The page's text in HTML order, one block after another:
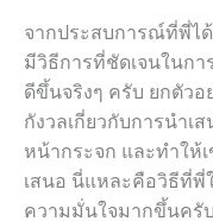
จากประสบการณ์ที่พี่ไ
มีวิธีการที่ชัดเจนในก
ดีขึ้นจริงๆ ครับ ยกตัว
กังวลเกี่ยวกับการนำเ
หน้ากระจก และทำให้
เสนอ นี่แหละคือวิธีที่พี่
ความมั่นใจมากขึ้นครับ